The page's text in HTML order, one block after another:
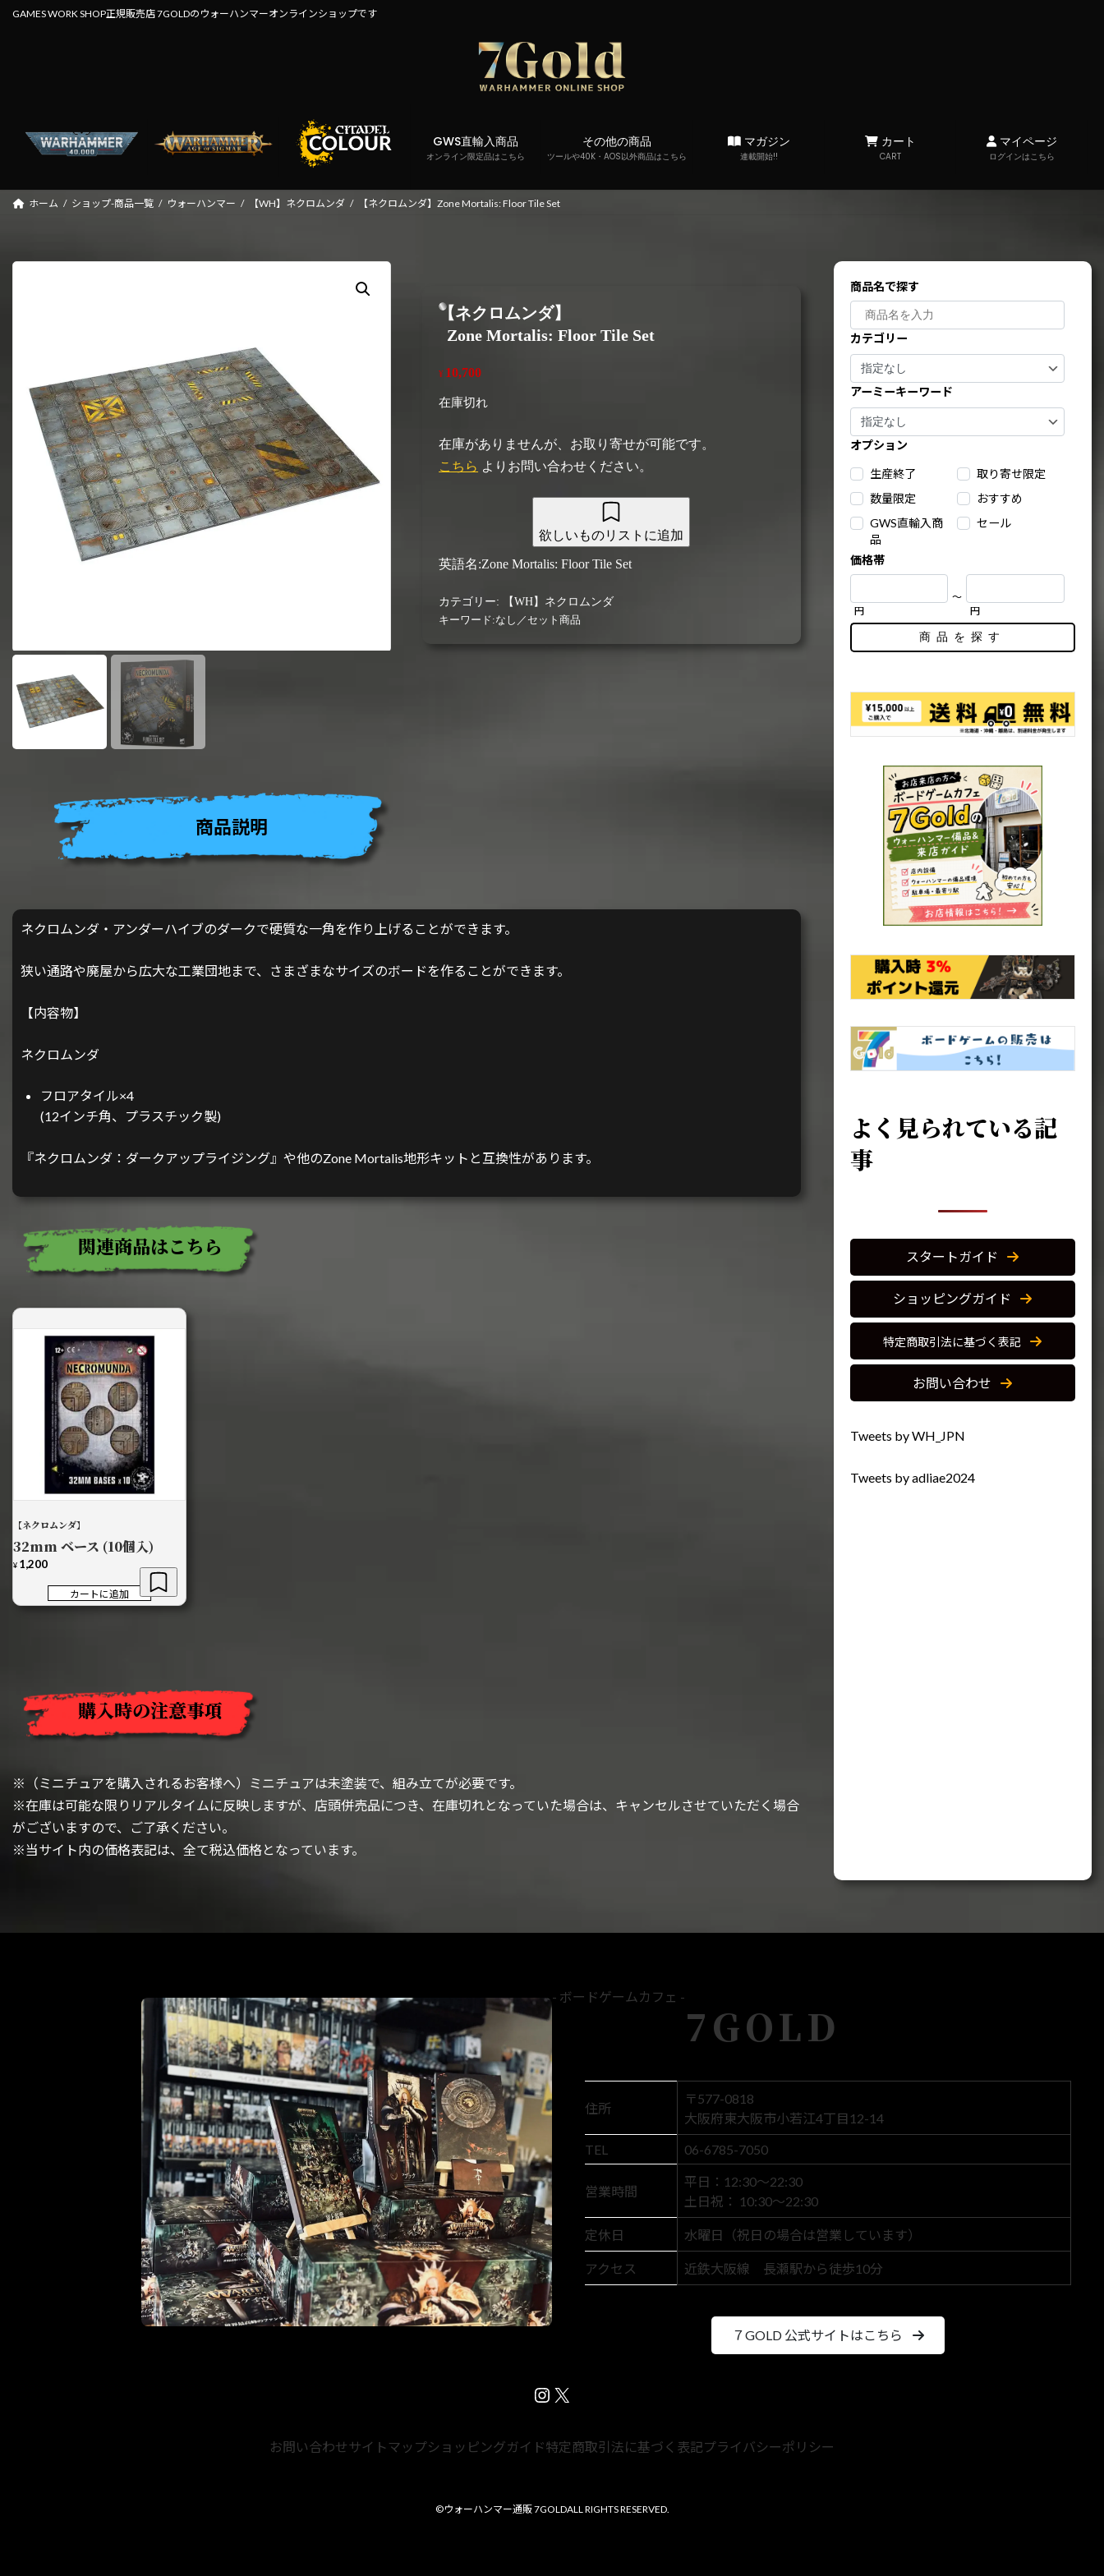
プ
動
GAMES WORK SHOP正規販売店 7GOLDのウォーハンマーオンラインショップです
GWS直輸入商品
オンライン限定品はこちら
その他の商品
ツールや40K・AOS以外商品はこちら
マガジン
連載開始!!
カート
CART
マイページ
ログインはこちら
ホーム ショップ-商品一覧 ウォーハンマー 【WH】ネクロムンダ 【ネクロムンダ】Zone Mortalis: Floor Tile Set
【ネクロムンダ】
Zone Mortalis: Floor Tile Set
¥ 10,700
在庫切れ
在庫がありませんが、お取り寄せが可能です。
こちら よりお問い合わせください。
欲しいものリストに追加
英語名:Zone Mortalis: Floor Tile Set
カテゴリー: 【WH】ネクロムンダ
キーワード:なし／セット商品
商品説明
ネクロムンダ・アンダーハイブのダークで硬質な一角を作り上げることができます。
狭い通路や廃屋から広大な工業団地まで、さまざまなサイズのボードを作ることができます。
【内容物】
ネクロムンダ
フロアタイル×4
(12インチ角、プラスチック製)
『ネクロムンダ：ダークアップライジング』や他のZone Mortalis地形キットと互換性があります。
関連商品はこちら
【ネクロムンダ】
32mm ベース (10個入)
¥ 1,200
カートに追加
購入時の注意事項
※（ミニチュアを購入されるお客様へ）ミニチュアは未塗装で、組み立てが必要です。
※在庫は可能な限りリアルタイムに反映しますが、店頭併売品につき、在庫切れとなっていた場合は、キャンセルさせていただく場合
がございますので、ご了承ください。
※当サイト内の価格表記は、全て税込価格となっています。
商品名で探す
カテゴリー
アーミーキーワード
オプション
生産終了
取り寄せ限定
数量限定
おすすめ
GWS直輸入商
品
セール
価格帯
円
～
円
商品を探す
よく見られている記
事
スタートガイド
ショッピングガイド
特定商取引法に基づく表記
お問い合わせ
Tweets by WH_JPN
Tweets by adliae2024
- ボードゲームカフェ -
7GOLD
住所
〒577-0818
大阪府東大阪市小若江4丁目12-14
TEL
06-6785-7050
営業時間
平日：12:30～22:30
土日祝： 10:30～22:30
定休日 水曜日（祝日の場合は営業しています）
アクセス 近鉄大阪線 長瀬駅から徒歩10分
７GOLD 公式サイトはこちら
Instagram
X
お問い合わせサイトマップショッピングガイド特定商取引法に基づく表記プライバシーポリシー
©ウォーハンマー通販 7GOLDALL RIGHTS RESERVED.